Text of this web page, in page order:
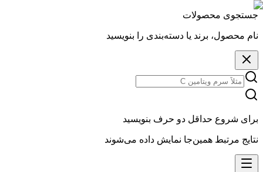
جستجوی محصولات
نام محصول، برند یا دسته‌بندی را بنویسید
برای شروع حداقل دو حرف بنویسید
نتایج مرتبط همین‌جا نمایش داده می‌شوند